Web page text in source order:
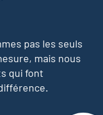
pas les seuls
mais nous
qui font